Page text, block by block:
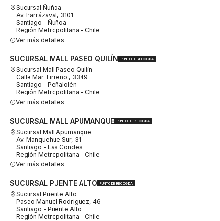
Sucursal Ñuñoa
Av. Irarrázaval, 3101
Santiago - Ñuñoa
Región Metropolitana - Chile
Ver más detalles
SUCURSAL MALL PASEO QUILÍN PUNTO DE RECOGIDA
Sucursal Mall Paseo Quilín
Calle Mar Tirreno , 3349
Santiago - Peñalolén
Región Metropolitana - Chile
Ver más detalles
SUCURSAL MALL APUMANQUE PUNTO DE RECOGIDA
Sucursal Mall Apumanque
Av. Manquehue Sur, 31
Santiago - Las Condes
Región Metropolitana - Chile
Ver más detalles
SUCURSAL PUENTE ALTO PUNTO DE RECOGIDA
Sucursal Puente Alto
Paseo Manuel Rodriguez, 46
Santiago - Puente Alto
Región Metropolitana - Chile